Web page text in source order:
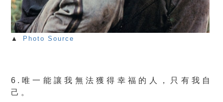
▲ Photo Source
6.唯一能讓我無法獲得幸福的人，只有我自
己。